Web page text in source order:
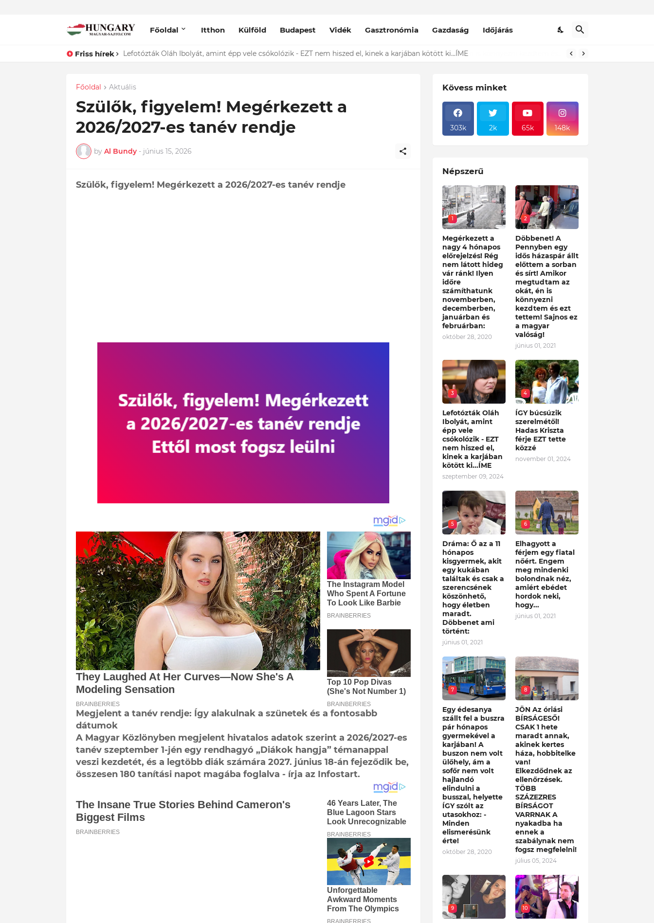
Főoldal Itthon Külföld Budapest Vidék Gasztronómia Gazdaság Időjárás
Friss hírek Lefotózták Oláh Ibolyát, amint épp vele csókolózik - EZT nem hiszed el, kinek a karjában kötött ki...ÍME
Főoldal Aktuális
Szülők, figyelem! Megérkezett a
2026/2027-es tanév rendje
by Al Bundy - június 15, 2026
Szülők, figyelem! Megérkezett a 2026/2027-es tanév rendje
Megjelent a tanév rendje: Így alakulnak a szünetek és a fontosabb
dátumok
A Magyar Közlönyben megjelent hivatalos adatok szerint a 2026/2027-es
tanév szeptember 1-jén egy rendhagyó „Diákok hangja” témanappal
veszi kezdetét, és a legtöbb diák számára 2027. június 18-án fejeződik be,
összesen 180 tanítási napot magába foglalva - írja az Infostart.
Kövess minket
303k 2k 65k 148k
Népszerű
1
Megérkezett a
nagy 4 hónapos
előrejelzés! Rég
nem látott hideg
vár ránk! Ilyen
időre
számíthatunk
novemberben,
decemberben,
januárban és
februárban:
október 28, 2020
2
Döbbenet! A
Pennyben egy
idős házaspár állt
előttem a sorban
és sírt! Amikor
megtudtam az
okát, én is
könnyezni
kezdtem és ezt
tettem! Sajnos ez
a magyar
valóság!
június 01, 2021
3
Lefotózták Oláh
Ibolyát, amint
épp vele
csókolózik - EZT
nem hiszed el,
kinek a karjában
kötött ki...ÍME
szeptember 09, 2024
4
ÍGY búcsúzik
szerelmétől!
Hadas Kriszta
férje EZT tette
közzé
november 01, 2024
5
Dráma: Ő az a 11
hónapos
kisgyermek, akit
egy kukában
találtak és csak a
szerencsének
köszönhető,
hogy életben
maradt.
Döbbenet ami
történt:
június 01, 2021
6
Elhagyott a
férjem egy fiatal
nőért. Engem
meg mindenki
bolondnak néz,
amiért ebédet
hordok neki,
hogy...
június 01, 2021
7
Egy édesanya
szállt fel a buszra
pár hónapos
gyermekével a
karjában! A
buszon nem volt
ülőhely, ám a
sofőr nem volt
hajlandó
elindulni a
busszal, helyette
ÍGY szólt az
utasokhoz: -
Minden
elismerésünk
érte!
október 28, 2020
8
JÖN Az óriási
BÍRSÁGESŐ!
CSAK 1 hete
maradt annak,
akinek kertes
háza, hobbitelke
van!
Elkezdődnek az
ellenőrzések.
TÖBB
SZÁZEZRES
BÍRSÁGOT
VARRNAK A
nyakadba ha
ennek a
szabálynak nem
fogsz megfelelni!
július 05, 2024
9 10